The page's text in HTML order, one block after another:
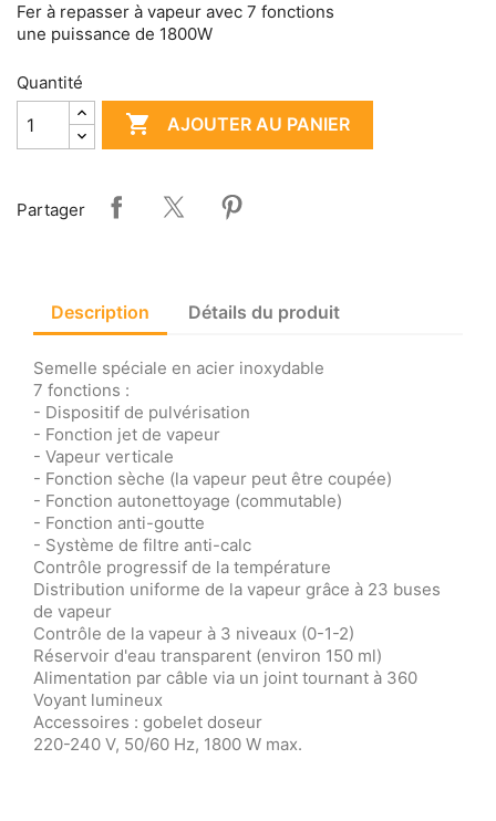
Fer à repasser à vapeur avec 7 fonctions
une puissance de 1800W
Quantité
 AJOUTER AU PANIER
Partager
Description Détails du produit
Semelle spéciale en acier inoxydable
7 fonctions :
- Dispositif de pulvérisation
- Fonction jet de vapeur
- Vapeur verticale
- Fonction sèche (la vapeur peut être coupée)
- Fonction autonettoyage (commutable)
- Fonction anti-goutte
- Système de filtre anti-calc
Contrôle progressif de la température
Distribution uniforme de la vapeur grâce à 23 buses
de vapeur
Contrôle de la vapeur à 3 niveaux (0-1-2)
Réservoir d'eau transparent (environ 150 ml)
Alimentation par câble via un joint tournant à 360
Voyant lumineux
Accessoires : gobelet doseur
220-240 V, 50/60 Hz, 1800 W max.